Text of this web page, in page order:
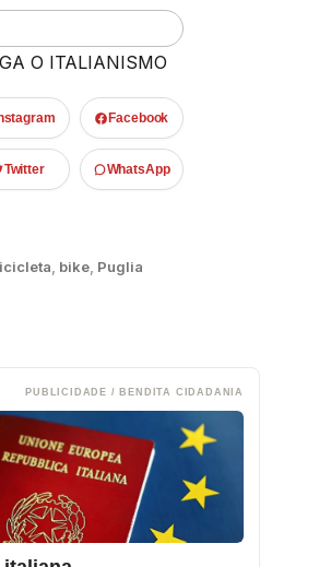
O ITALIANISMO
Facebook
Twitter WhatsApp
bike Puglia
PUBLICIDADE / BENDITA CIDADANIA